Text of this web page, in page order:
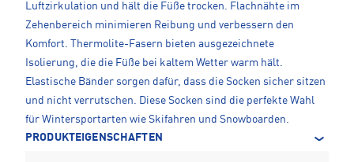
Luftzirkulation und hält die Füße trocken. Flachnähte im
Zehenbereich minimieren Reibung und verbessern den
Komfort. Thermolite-Fasern bieten ausgezeichnete
Isolierung, die die Füße bei kaltem Wetter warm hält.
Elastische Bänder sorgen dafür, dass die Socken sicher sitzen
und nicht verrutschen. Diese Socken sind die perfekte Wahl
für Wintersportarten wie Skifahren und Snowboarden.
PRODUKTEIGENSCHAFTEN